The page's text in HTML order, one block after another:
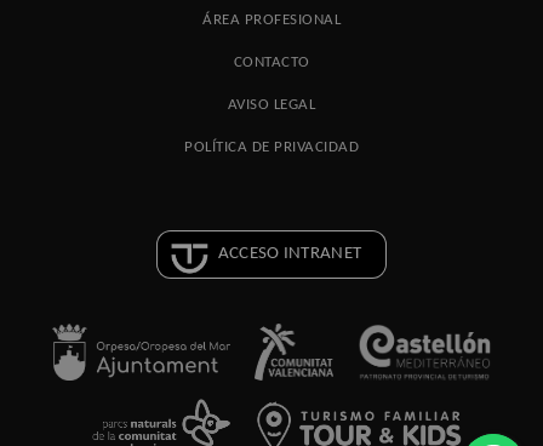
ÁREA PROFESIONAL
CONTACTO
AVISO LEGAL
POLÍTICA DE PRIVACIDAD
ACCESO INTRANET